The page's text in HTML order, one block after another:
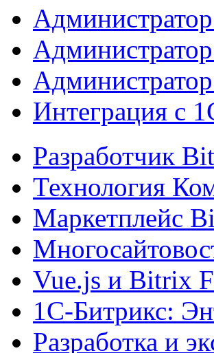
Интеграция с
Разработчик
Технология
Маркетплейс
Vue.js и Bitrix
1С-Битрикс:
Разработка и